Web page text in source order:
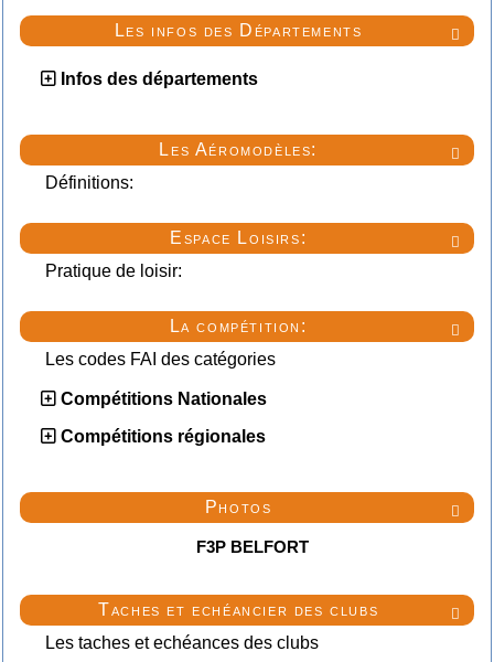

Les infos des Départements
Infos des départements

Les Aéromodèles:
Définitions:

Espace Loisirs:
Pratique de loisir:

La compétition:
Les codes FAI des catégories
Compétitions Nationales
Compétitions régionales

Photos
F3P BELFORT

Taches et echéancier des clubs
Les taches et echéances des clubs